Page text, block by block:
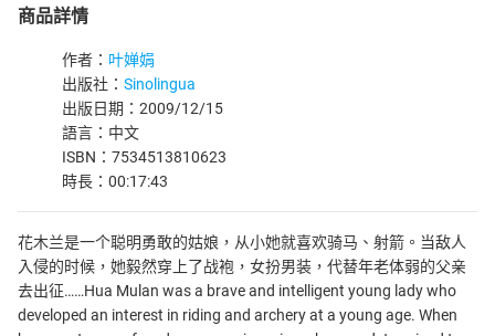
商品詳情
作者： 叶婵娟
出版社： Sinolingua
出版日期：2009/12/15
語言：中文
ISBN：7534513810623
時長：00:17:43
花木兰是一个聪明勇敢的姑娘，从小她就喜欢骑马、射箭。当敌人
入侵的时候，她毅然穿上了战袍，女扮男装，代替年老体弱的父亲
去出征……Hua Mulan was a brave and intelligent young lady who
developed an interest in riding and archery at a young age. When